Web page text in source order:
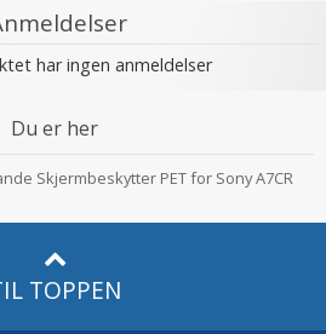
har ingen anmeldelser
Du er her
Skjermbeskytter PET for Sony A7CR
TOPPEN